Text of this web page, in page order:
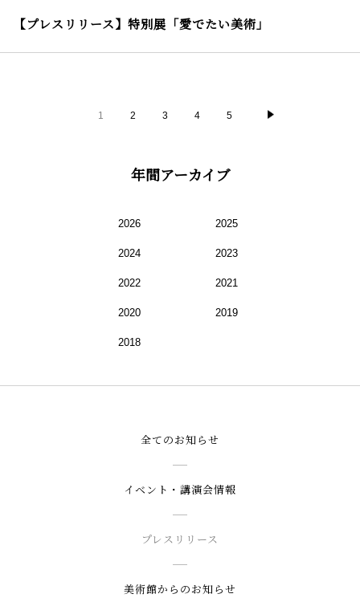
【プレスリリース】特別展「愛でたい美術」
1 2 3 4 5
年間アーカイブ
2026 2025
2024 2023
2022 2021
2020 2019
2018
全てのお知らせ
イベント・講演会情報
プレスリリース
美術館からのお知らせ